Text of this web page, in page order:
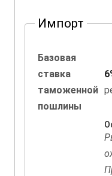
Импорт
Базовая
ставка
таможенной
пошлины